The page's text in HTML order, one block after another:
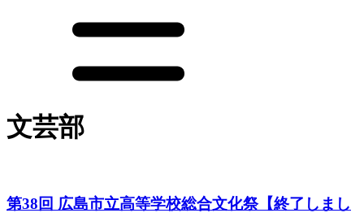
文芸部
第38回 広島市立高等学校総合文化祭【終了しまし